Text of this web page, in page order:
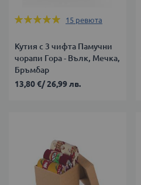
Оценка:
15 ревюта
Кутия с 3 чифта Памучни
чорапи Гора - Вълк, Мечка,
Бръмбар
13,80 €/26,99 лв.